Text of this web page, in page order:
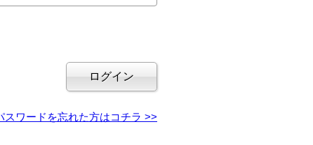
スワードを忘れた方はコチラ >>